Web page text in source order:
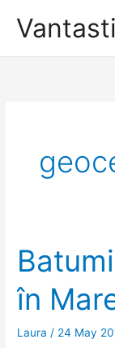
în
Laura / 24 May